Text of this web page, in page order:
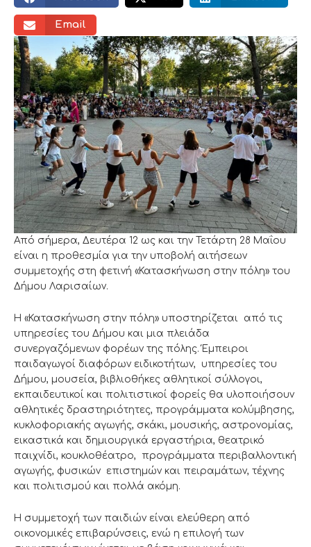
Email
Από σήμερα, Δευτέρα 12 ως και την Τετάρτη 28 Μαΐου
είναι η προθεσμία για την υποβολή αιτήσεων
συμμετοχής στη φετινή «Κατασκήνωση στην πόλη» του
Δήμου Λαρισαίων.
Η «Κατασκήνωση στην πόλη» υποστηρίζεται από τις
υπηρεσίες του Δήμου και μια πλειάδα
συνεργαζόμενων φορέων της πόλης. Έμπειροι
παιδαγωγοί διαφόρων ειδικοτήτων, υπηρεσίες του
Δήμου, μουσεία, βιβλιοθήκες αθλητικοί σύλλογοι,
εκπαιδευτικοί και πολιτιστικοί φορείς θα υλοποιήσουν
αθλητικές δραστηριότητες, προγράμματα κολύμβησης,
κυκλοφοριακής αγωγής, σκάκι, μουσικής, αστρονομίας,
εικαστικά και δημιουργικά εργαστήρια, θεατρικό
παιχνίδι, κουκλοθέατρο, προγράμματα περιβαλλοντική
αγωγής, φυσικών επιστημών και πειραμάτων, τέχνης
και πολιτισμού και πολλά ακόμη.
Η συμμετοχή των παιδιών είναι ελεύθερη από
οικονομικές επιβαρύνσεις, ενώ η επιλογή των